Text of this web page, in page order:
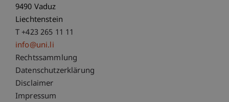
9490 Vaduz
Liechtenstein
T +423 265 11 11
info@uni.li
Fußzeile Rechtliche Hinweise
Rechtssammlung
Datenschutzerklärung
Disclaimer
Impressum